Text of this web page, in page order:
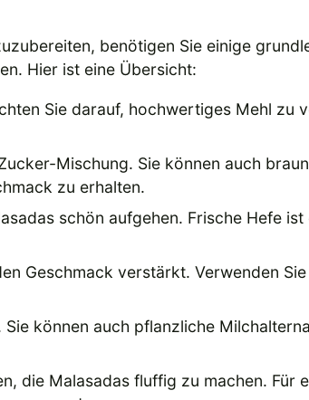
benötigen Sie einige
Hier ist eine Übersicht:
Sie darauf, hochwertiges Mehl zu
Mischung. Sie können auch
zu erhalten.
schön aufgehen. Frische Hefe ist
Geschmack verstärkt. Verwenden
können auch pflanzliche
die Malasadas fluffig zu machen. Für